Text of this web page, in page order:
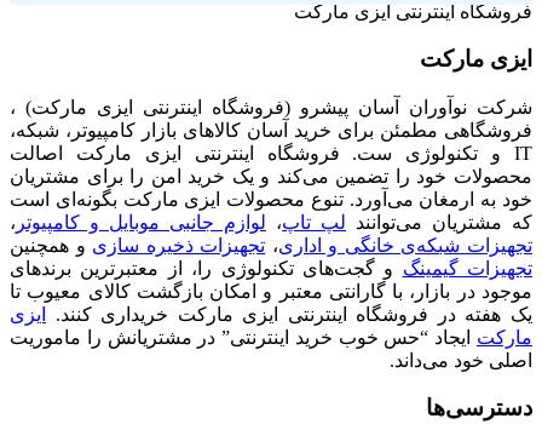
فروشگاه اینترنتی ایزی مارکت
ایزی مارکت
شرکت نوآوران آسان پیشرو (فروشگاه اینترنتی ایزی مارکت) ،
فروشگاهی مطمئن برای خرید آسان کالاهای بازار کامپیوتر، شبکه،
IT و تکنولوژی ست. فروشگاه اینترنتی ایزی مارکت اصالت
محصولات خود را تضمین می‌کند و یک خرید امن را برای مشتریان
خود به ارمغان می‌آورد. تنوع محصولات ایزی مارکت بگونه‌ای است
که مشتریان می‌توانند لپ تاپ، لوازم جانبی موبایل و کامپیوتر ،
تجهیزات شبکه‌ی خانگی و اداری، تجهیزات ذخیره سازی و همچنین
تجهیزات گیمینگ و گجت‌های تکنولوژی را، از معتبرترین برندهای
موجود در بازار، با گارانتی معتبر و امکان بازگشت کالای معیوب تا
یک هفته در فروشگاه اینترنتی ایزی مارکت خریداری کنند.
ایزی
مارکت ایجاد “حس خوب خرید اینترنتی” در مشتریانش را ماموریت
اصلی خود می‌داند.
دسترسی‌ها